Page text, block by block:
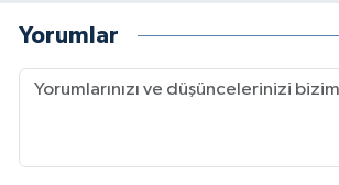
Yorumlar